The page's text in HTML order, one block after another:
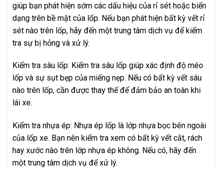
giúp bạn phát hiện sớm các dấu hiệu của rỉ sét hoặc biến
dạng trên bề mặt của lốp. Nếu bạn phát hiện bất kỳ vết rỉ
sét nào trên lốp, hãy đến một trung tâm dịch vụ để kiểm
tra sự bị hỏng và xử lý.
Kiểm tra sâu lốp: Kiểm tra sâu lốp giúp xác định độ méo
lốp và sự sụt bẹp của miếng nẹp. Nếu có bất kỳ vết sâu
nào trên lốp, cần được thay thế để đảm bảo an toàn khi
lái xe.
Kiểm tra nhựa ép: Nhựa ép lốp là lớp nhựa bọc bên ngoài
của lốp xe. Bạn nên kiểm tra xem có bất kỳ vết cắt, rách
hay xước nào trên lớp nhựa ép không. Nếu có, hãy đến
một trung tâm dịch vụ để xử lý.